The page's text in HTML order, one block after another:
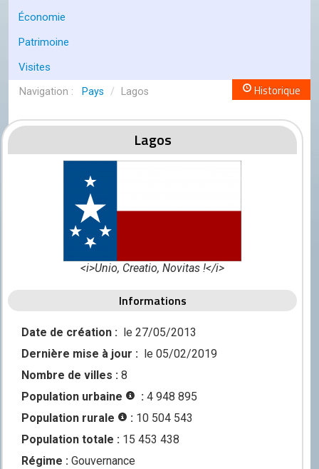
Géographie
Génération City
L'UNIVERS GC
Squirrel
CONTRIBUER
GitHub
Économie
Patrimoine
Visites
Pays / Lagos Historique
Lagos
<i>Unio, Creatio, Novitas !</i>
Informations
Date de création : le 27/05/2013
Dernière mise à jour : le 05/02/2019
Nombre de villes : 8
Population urbaine
: 4 948 895
Population rurale
: 10 504 543
Population totale : 15 453 438
Régime : Gouvernance